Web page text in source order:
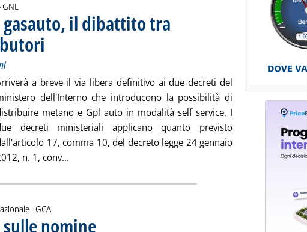
GNL
gasauto, il dibattito tra
a breve il via libera definitivo ai due decreti del
dell'Interno che introducono la possibilità di
metano e Gpl auto in modalità self service. I
decreti ministeriali applicano quanto previsto
17, comma 10, del decreto legge 24 gennaio
n. 1, conv... Leggi tutta la notizia: 'Self service per il gasauto, il
-di:
GCA
sulle nomine